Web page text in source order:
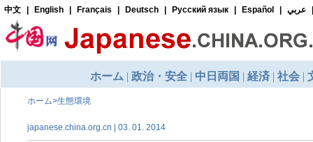
ホーム>生態環境
japanese.china.org.cn | 03. 01. 2014